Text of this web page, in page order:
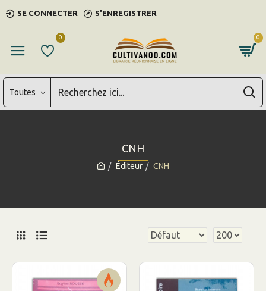
SE CONNECTER S'ENREGISTRER
0 0
Toutes
Éditeur CNH
CNH